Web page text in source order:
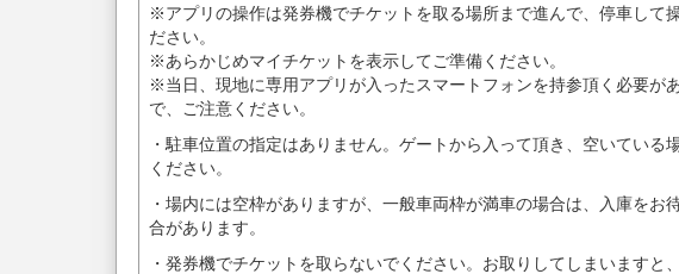
※アプリの操作は発券機でチケットを取る場所まで進んで、停車して
ださい。
※あらかじめマイチケットを表示してご準備ください。
※当日、現地に専用アプリが入ったスマートフォンを持参頂く必要が
で、ご注意ください。
・駐車位置の指定はありません。ゲートから入って頂き、空いている
ください。
・場内には空枠がありますが、一般車両枠が満車の場合は、入庫をお
合があります。
・発券機でチケットを取らないでください。お取りしてしまいますと